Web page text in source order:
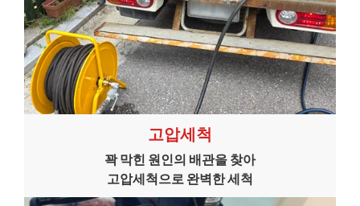
고압세척
꽉 막힌 원인의 배관을 찾아
고압세척으로 완벽한 세척